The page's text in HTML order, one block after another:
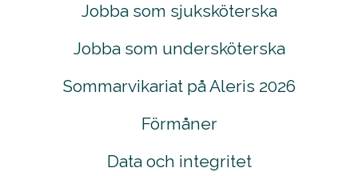
Jobba som sjuksköterska
Jobba som undersköterska
Sommarvikariat på Aleris 2026
Förmåner
Data och integritet